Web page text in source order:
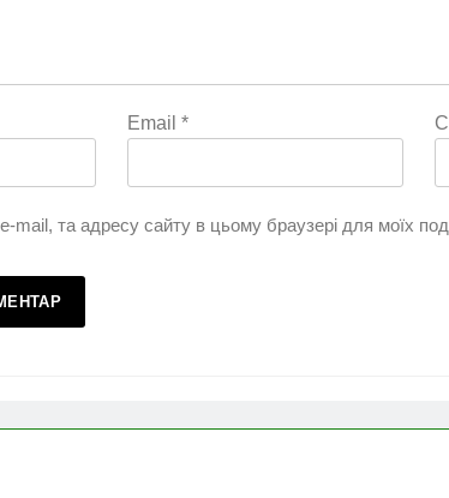
Email *
mail, та адресу сайту в цьому браузері для моїх